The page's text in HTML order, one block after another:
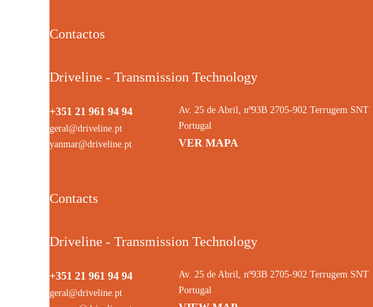
Contactos
Driveline - Transmission Technology
+351 21 961 94 94
geral@driveline.pt
yanmar@driveline.pt
Av. 25 de Abril, nº93B 2705-902 Terrugem SNT
Portugal
VER MAPA
Contacts
Driveline - Transmission Technology
+351 21 961 94 94
geral@driveline.pt
Av. 25 de Abril, nº93B 2705-902 Terrugem SNT
Portugal